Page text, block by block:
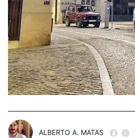
ALBERTO A. MATAS